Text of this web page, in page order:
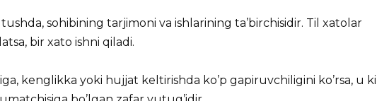
sohibining tarjimoni va ishlarining ta’birchisidir. Til xatolar
bir xato ishni qiladi.
kenglikka yoki hujjat keltirishda ko’p gapiruvchiligini ko’rsa, u ki